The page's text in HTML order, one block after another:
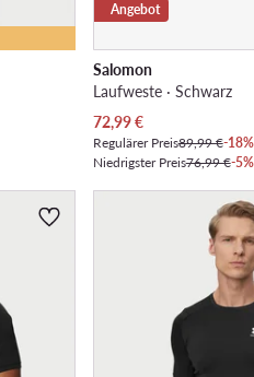
Angebot
Salomon
Laufweste · Schwarz
Aktueller Preis
72,99€
Regulärer Preis89,99 €-18%
Niedrigster Preis76,99 €-5%